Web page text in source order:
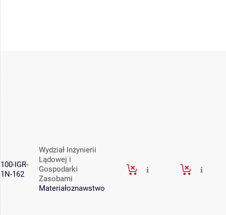
100-IGR-
1N-162
Wydział Inżynierii
Lądowej i
Gospodarki
Zasobami
Materiałoznawstwo